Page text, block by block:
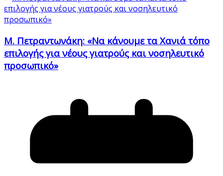
Μ. Πετραντωνάκη: «Να κάνουμε τα Χανιά τόπο
επιλογής για νέους γιατρούς και νοσηλευτικό
προσωπικό»